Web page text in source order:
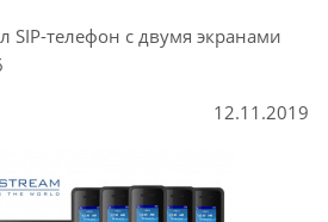
SIP-телефон с двумя экранами
12.11.2019